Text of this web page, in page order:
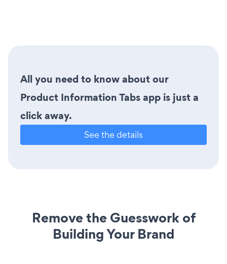
All you need to know about our
Product Information Tabs app is just a
click away.
See the details
Remove the Guesswork of
Building Your Brand